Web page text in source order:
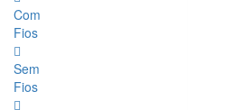
Com
Fios
Sem
Fios